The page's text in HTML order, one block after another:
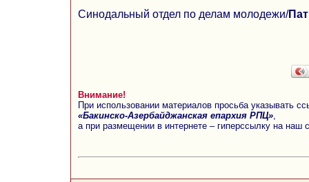
Синодальный отдел по делам молодежи/
Внимание!
При использовании материалов просьба указывать
«Бакинско-Азербайджанская епархия РПЦ»
а при размещении в интернете – гиперссылку на наш